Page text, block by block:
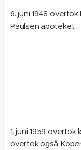
6. juni 1948
Paulsen apoteket.
1. juni 1959 overtok
overtok også